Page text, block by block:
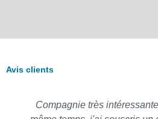
Avis clients
Compagnie très